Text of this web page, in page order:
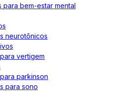
para bem-estar mental
neurotônicos
vertigem
parkinson
para sono